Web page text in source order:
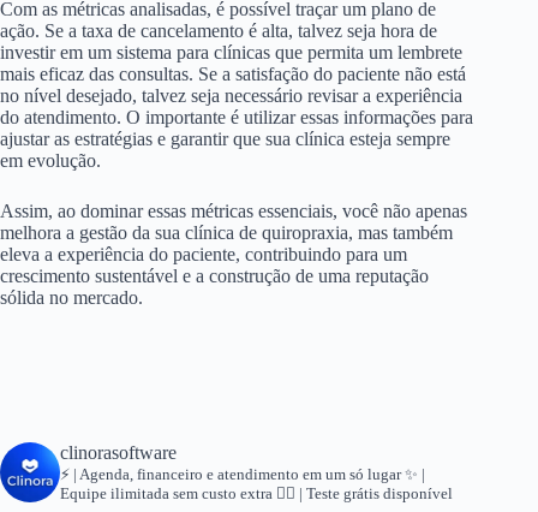
Com as métricas analisadas, é possível traçar um plano de
ação. Se a taxa de cancelamento é alta, talvez seja hora de
investir em um sistema para clínicas que permita um lembrete
mais eficaz das consultas. Se a satisfação do paciente não está
no nível desejado, talvez seja necessário revisar a experiência
do atendimento. O importante é utilizar essas informações para
ajustar as estratégias e garantir que sua clínica esteja sempre
em evolução.
Assim, ao dominar essas métricas essenciais, você não apenas
melhora a gestão da sua clínica de quiropraxia, mas também
eleva a experiência do paciente, contribuindo para um
crescimento sustentável e a construção de uma reputação
sólida no mercado.
clinorasoftware
⚡ | Agenda, financeiro e atendimento em um só lugar✨ |
Equipe ilimitada sem custo extra 👇🏻 | Teste grátis disponível